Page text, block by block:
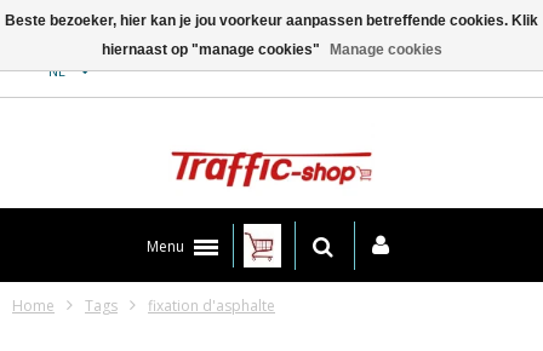
NL
Menu
Home Tags fixation d'asphalte
Beste bezoeker, hier kan je jou voorkeur aanpassen betreffende cookies. Klik
hiernaast op "manage cookies"
Manage cookies